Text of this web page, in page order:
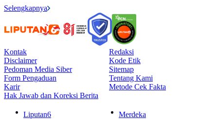
Selengkapnya
Kontak
Redaksi
Disclaimer
Kode Etik
Pedoman Media Siber
Sitemap
Form Pengaduan
Tentang Kami
Karir
Metode Cek Fakta
Hak Jawab dan Koreksi Berita
Liputan6
Merdeka